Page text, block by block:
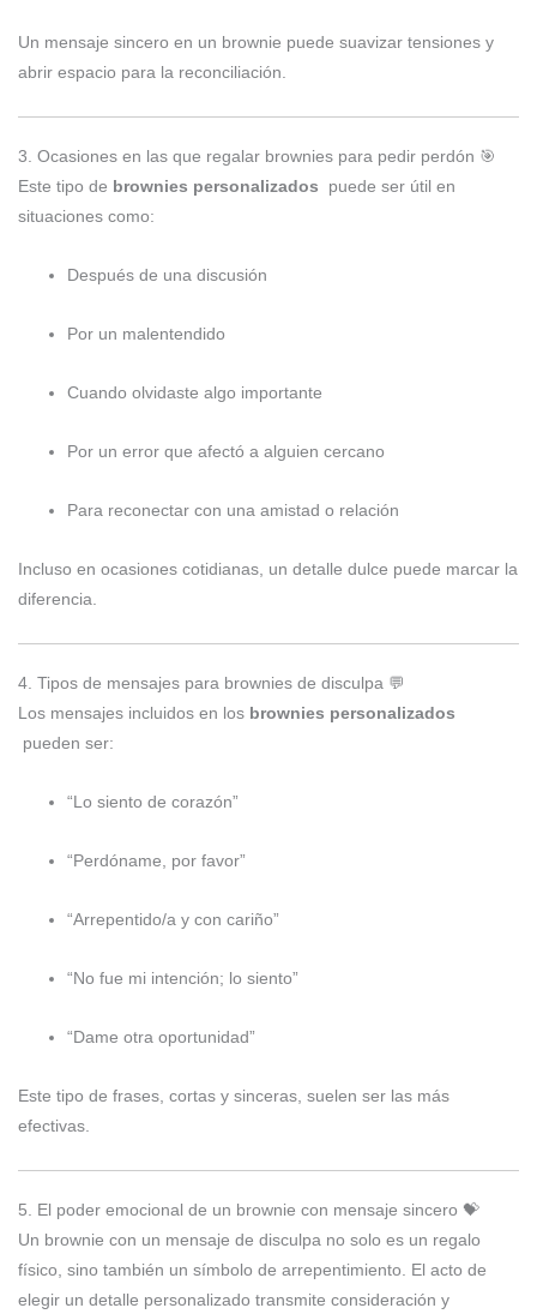
Un mensaje sincero en un brownie puede suavizar tensiones y
abrir espacio para la reconciliación.
3. Ocasiones en las que regalar brownies para pedir perdón 🎯
Este tipo de brownies personalizados
puede ser útil en
situaciones como:
Después de una discusión
Por un malentendido
Cuando olvidaste algo importante
Por un error que afectó a alguien cercano
Para reconectar con una amistad o relación
Incluso en ocasiones cotidianas, un detalle dulce puede marcar la
diferencia.
4. Tipos de mensajes para brownies de disculpa 💬
Los mensajes incluidos en los brownies personalizados
pueden ser:
“Lo siento de corazón”
“Perdóname, por favor”
“Arrepentido/a y con cariño”
“No fue mi intención; lo siento”
“Dame otra oportunidad”
Este tipo de frases, cortas y sinceras, suelen ser las más
efectivas.
5. El poder emocional de un brownie con mensaje sincero 💝
Un brownie con un mensaje de disculpa no solo es un regalo
físico, sino también un símbolo de arrepentimiento. El acto de
elegir un detalle personalizado transmite consideración y